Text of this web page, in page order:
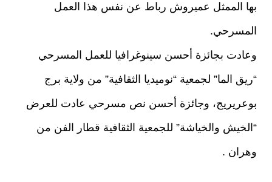
بها الممثل عميروش رباط عن نفس هذا العمل
المسرحي.
وعادت بجائزة أحسن سينوغرافيا للعمل المسرحي
“ريق الما” لجمعية “نوميديا الثقافية” من ولاية برج
بوعريريج، وجائزة أحسن نص مسرحي عادت للعرض
“الخيش والخياشة” للجمعية الثقافية قطار الفن من
وهران .